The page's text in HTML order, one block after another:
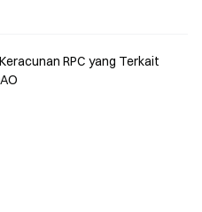
RPC yang Terkait